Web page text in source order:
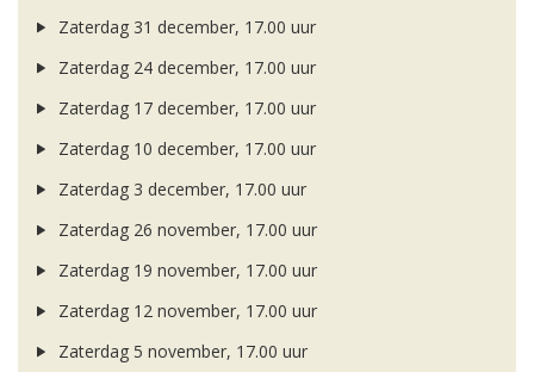
Zaterdag 31 december, 17.00 uur
Zaterdag 24 december, 17.00 uur
Zaterdag 17 december, 17.00 uur
Zaterdag 10 december, 17.00 uur
Zaterdag 3 december, 17.00 uur
Zaterdag 26 november, 17.00 uur
Zaterdag 19 november, 17.00 uur
Zaterdag 12 november, 17.00 uur
Zaterdag 5 november, 17.00 uur